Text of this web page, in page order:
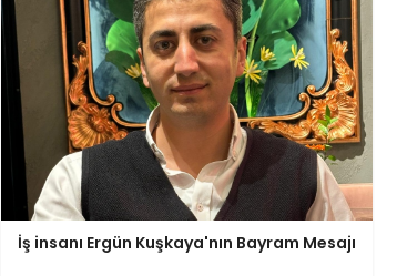
İş insanı Ergün Kuşkaya'nın Bayram Mesajı